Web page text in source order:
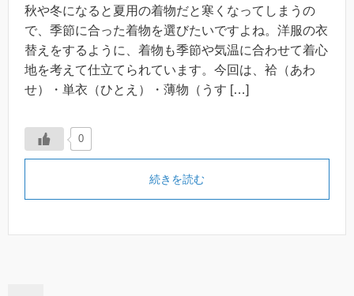
秋や冬になると夏用の着物だと寒くなってしまうの
で、季節に合った着物を選びたいですよね。洋服の衣
替えをするように、着物も季節や気温に合わせて着心
地を考えて仕立てられています。今回は、袷（あわ
せ）・単衣（ひとえ）・薄物（うす […]
0
続きを読む